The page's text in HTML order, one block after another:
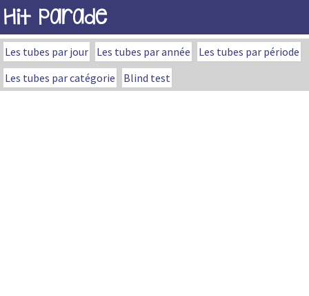
Hit Parade
Les tubes par jour Les tubes par année
Les tubes par période
Les tubes par catégorie
Blind test